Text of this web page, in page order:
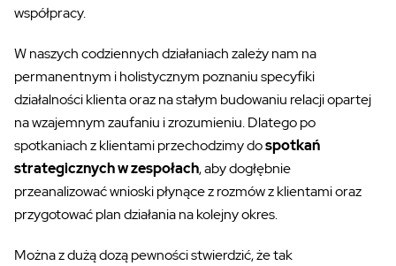
współpracy.
W naszych codziennych działaniach zależy nam na
permanentnym i holistycznym poznaniu specyfiki
działalności klienta oraznastałym budowaniu relacji opartej
na wzajemnym zaufaniu izrozumieniu.Dlatego po
spotkaniach z klientamiprzechodzimy dospotkań
strategicznych w zespołach, aby dogłębnie
przeanalizować wnioski płynące z rozmów z klientami oraz
przygotować plan działania na kolejny okres.
Można z dużą dozą pewności stwierdzić, że tak